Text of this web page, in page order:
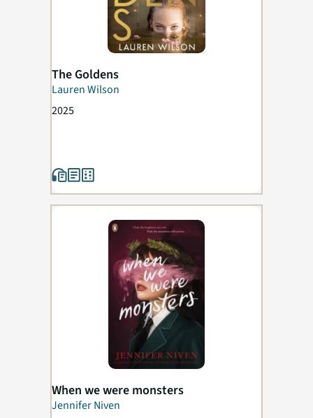
The Goldens
Lauren Wilson
2025
When we were monsters
Jennifer Niven